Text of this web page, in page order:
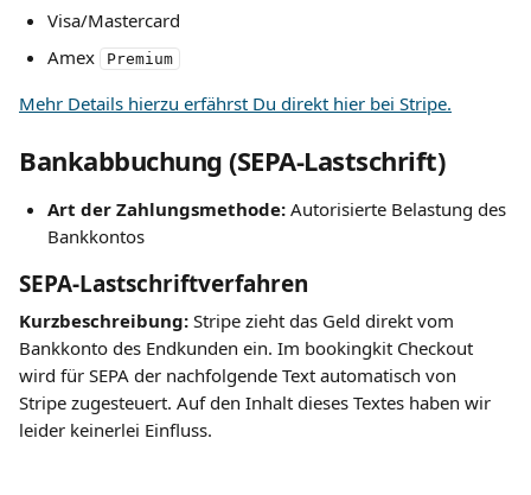
Visa/Mastercard
Amex
Premium
Mehr Details hierzu erfährst Du direkt hier bei Stripe.
Bankabbuchung (SEPA-Lastschrift)
Art der Zahlungsmethode: Autorisierte Belastung des
Bankkontos
SEPA-Lastschriftverfahren
Kurzbeschreibung: Stripe zieht das Geld direkt vom
Bankkonto des Endkunden ein. Im bookingkit Checkout
wird für SEPA der nachfolgende Text automatisch von
Stripe zugesteuert. Auf den Inhalt dieses Textes haben wir
leider keinerlei Einfluss.